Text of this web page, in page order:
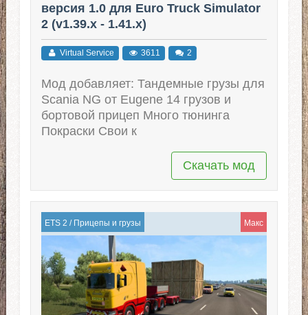
версия 1.0 для Euro Truck Simulator
2 (v1.39.x - 1.41.x)
Virtual Service 3611 2
Мод добавляет: Тандемные грузы для
Scania NG от Eugene 14 грузов и
бортовой прицеп Много тюнинга
Покраски Свои к
Скачать мод
ETS 2 / Прицепы и грузы Макс